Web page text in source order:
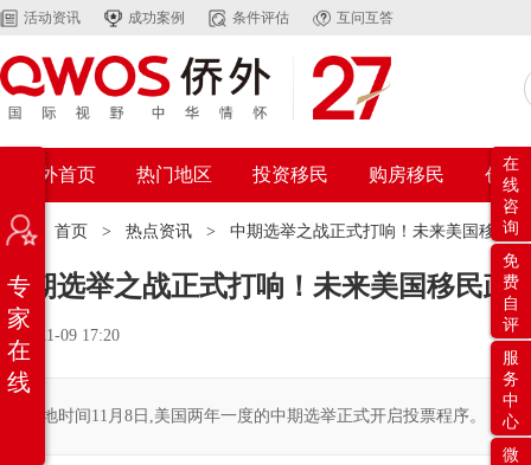
活动资讯 成功案例 条件评估 互问互答
侨外首页 热门地区 投资移民 购房移民 创业
位置： 首页 > 热点资讯 > 中期选举之战正式打响！未来美国移民
中期选举之战正式打响！未来美国移民政
2022-11-09 17:20
当地时间11月8日,美国两年一度的中期选举正式开启投票程序。
专
家
在
线
在
线
咨
询
免
费
自
评
服
务
中
心
微